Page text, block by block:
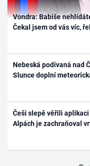
Vondra: Babiše
Čekal jsem od vás víc,
Nebeská podívaná nad
Slunce doplní
Češi slepě věřili
Alpách je zachraňoval